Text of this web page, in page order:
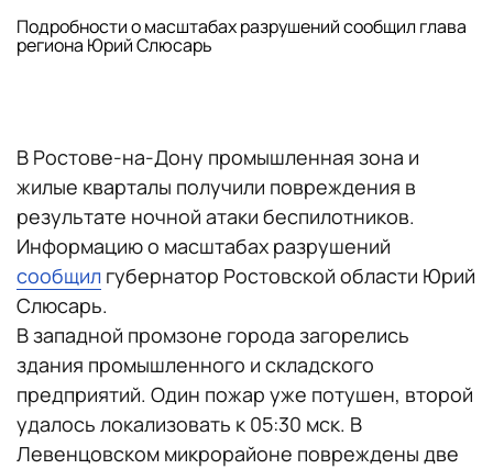
Подробности о масштабах разрушений сообщил глава
региона Юрий Слюсарь
В Ростове-на-Дону промышленная зона и
жилые кварталы получили повреждения в
результате ночной атаки беспилотников.
Информацию о масштабах разрушений
сообщил губернатор Ростовской области Юрий
Слюсарь.
В западной промзоне города загорелись
здания промышленного и складского
предприятий. Один пожар уже потушен, второй
удалось локализовать к 05:30 мск. В
Левенцовском микрорайоне повреждены две